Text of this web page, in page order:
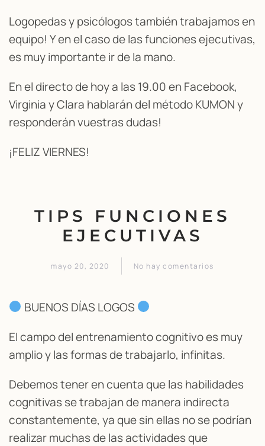
Logopedas y psicólogos también trabajamos en
equipo! Y en el caso de las funciones ejecutivas,
es muy importante ir de la mano.
En el directo de hoy a las 19.00 en Facebook,
Virginia y Clara hablarán del método KUMON y
responderán vuestras dudas!
¡FELIZ VIERNES!
TIPS FUNCIONES
EJECUTIVAS
mayo 20, 2020 No hay comentarios
en
EJECUTIVAS
BUENOS DÍAS LOGOS
El campo del entrenamiento cognitivo es muy
amplio y las formas de trabajarlo, infinitas.
Debemos tener en cuenta que las habilidades
cognitivas se trabajan de manera indirecta
constantemente, ya que sin ellas no se podrían
realizar muchas de las actividades que